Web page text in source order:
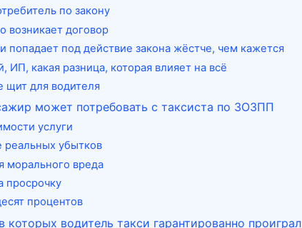
по закону
возникает договор
попадает под действие закона жёстче, чем кажется
ИП, какая разница, которая влияет на всё
щит для водителя
может потребовать с таксиста по ЗОЗПП
услуги
убытков
морального вреда
просрочку
процентов
которых водитель такси гарантированно проиграл